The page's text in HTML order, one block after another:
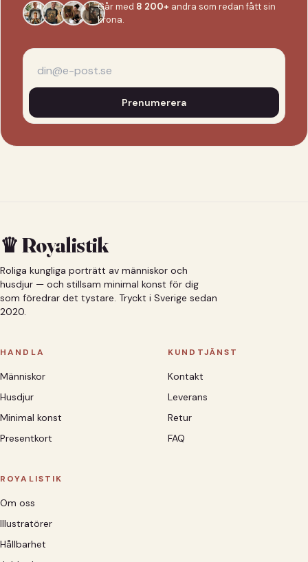
Går med 8 200+ andra som redan fått sin
krona.
Prenumerera
♛ Royalistik
Roliga kungliga porträtt av människor och
husdjur — och stillsam minimal konst för dig
som föredrar det tystare. Tryckt i Sverige sedan
2020.
HANDLA
Människor
Husdjur
Minimal konst
Presentkort
KUNDTJÄNST
Kontakt
Leverans
Retur
FAQ
ROYALISTIK
Om oss
Illustratörer
Hållbarhet